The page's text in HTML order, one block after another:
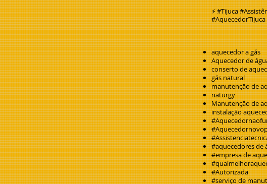
⚡ #Tijuca
aquecedor a gás
Aquecedor de
conserto de
gás natural
manutenção de
naturgy
Manutenção de
instalação
#aquecedores de
#empresa de
#Autorizada
#serviço de